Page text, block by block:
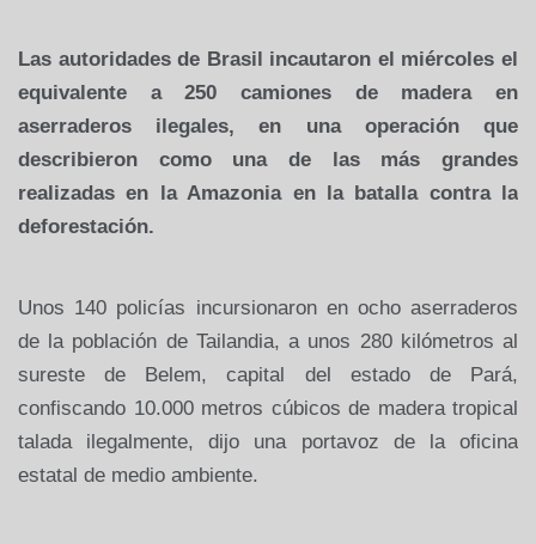
Las autoridades de Brasil incautaron el miércoles el
equivalente a 250 camiones de madera en
aserraderos ilegales, en una operación que
describieron como una de las más grandes
realizadas en la Amazoniaen la batalla contra la
deforestación.
Unos 140 policías incursionaron en ocho aserraderos
de la población de Tailandia, a unos 280 kilómetros al
sureste de Belem, capital del estado de Pará,
confiscando 10.000 metros cúbicos de madera tropical
talada ilegalmente, dijo una portavoz de la oficina
estatal de medio ambiente.